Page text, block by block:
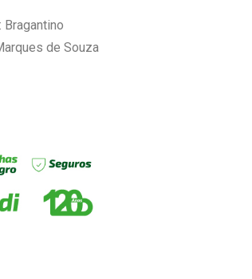
de Souza